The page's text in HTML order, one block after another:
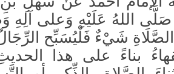
اللهُ عَلَيْهِ وَعلى آلِهِ
شَيْءٌ فَلْيُسَبِّح
بناءً على هذا